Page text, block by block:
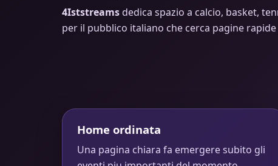
4Iststreams dedica spazio a calcio, basket,
per il pubblico italiano che cerca pagine
Home ordinata
Una pagina chiara fa emergere subito gli